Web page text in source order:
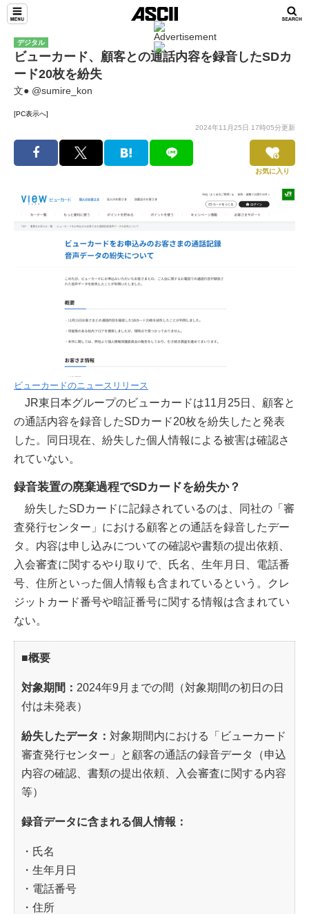
デジタル
ビューカード、顧客との通話内容を録音したSDカ
ード20枚を紛失
文● @sumire_kon
[PC表示へ]
2024年11月25日 17時05分更新
お気に入り
ビューカードのニュースリリース
JR東日本グループのビューカードは11月25日、顧客と
の通話内容を録音したSDカード20枚を紛失したと発表
した。同日現在、紛失した個人情報による被害は確認さ
れていない。
録音装置の廃棄過程でSDカードを紛失か？
紛失したSDカードに記録されているのは、同社の「審
査発行センター」における顧客との通話を録音したデー
タ。内容は申し込みについての確認や書類の提出依頼、
入会審査に関するやり取りで、氏名、生年月日、電話番
号、住所といった個人情報も含まれているという。クレ
ジットカード番号や暗証番号に関する情報は含まれてい
ない。
■概要
対象期間： 2024年9月までの間（対象期間の初日の日
付は未発表）
紛失したデータ： 対象期間内における「ビューカード
審査発行センター」と顧客の通話の録音データ（申込
内容の確認、書類の提出依頼、入会審査に関する内容
等）
録音データに含まれる個人情報：
・氏名
・生年月日
・電話番号
・住所